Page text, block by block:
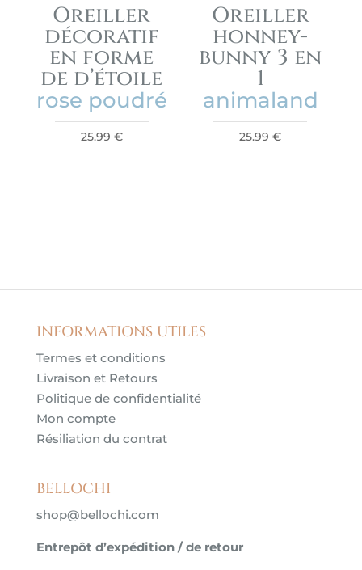
Oreiller
décoratif
en forme
de d’étoile
rose poudré
25.99 €
Oreiller
honney-
bunny 3 en
1
animaland
25.99€
INFORMATIONS UTILES
Termes et conditions
Livraison et Retours
Politique de confidentialité
Mon compte
Résiliation du contrat
BELLOCHI
shop@bellochi.com
Entrepôt d’expédition / de retour